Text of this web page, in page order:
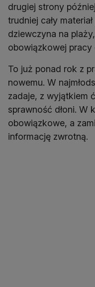
drugiej strony
trudniej cały
dziewczyna na
obowiązkowej pracy
To już ponad rok z
nowemu. W
zadaje, z wyjątkiem
sprawność dłoni. W
obowiązkowe, a
informację zwrotną.